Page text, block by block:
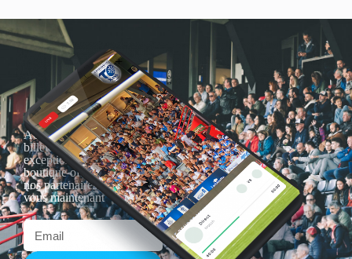
Actualités, nouveautés,
billetterie, remises
exceptionnelles dans la
boutique officielles & chez
nos partenaires… Inscrivez-
vous maintenant